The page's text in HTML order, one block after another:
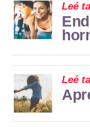
Leé
Leé